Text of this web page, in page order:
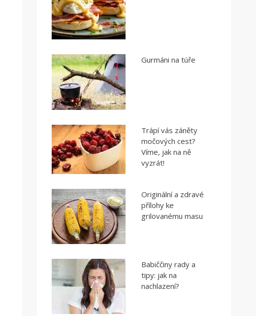
Gurmáni na túře
Trápí vás záněty
močových cest?
Víme, jak na ně
vyzrát!
Originální a zdravé
přílohy ke
grilovanému masu
Babiččiny rady a
tipy: jak na
nachlazení?